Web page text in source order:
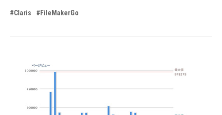
#Claris #FileMakerGo